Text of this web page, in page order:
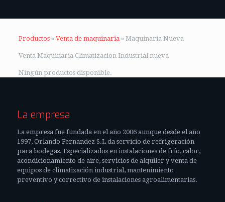
Productos »Venta de maquinaria »Maquinaria Nueva
Venta Maquinaria Climatizacion Industrial nueva
Ningún productos disponible.
La empresa
La empresa fue fundada en el año 2006 aunque desde el año
1997, Orlando Fernandez S.L da servicio de refrigeración
para bodegas. Especializados en instalaciones de frío, calor,
acondicionamiento de aire, servicios de alquiler y venta de
equipos de climatización industrial, mantenimiento
preventivo y correctivo de instalaciones agroalimentarias.